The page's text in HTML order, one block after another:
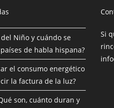
Niño y cuándo se
de habla hispana?
el consumo energético
la factura de la luz?
son, cuánto duran y
Si